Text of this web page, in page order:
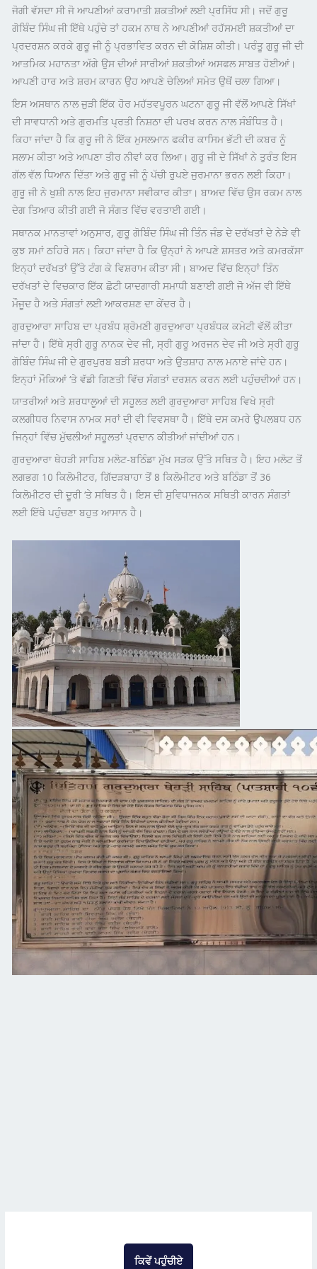
ਜੋਗੀ ਵੱਸਦਾ ਸੀ ਜੋ ਆਪਣੀਆਂ ਕਰਾਮਾਤੀ ਸ਼ਕਤੀਆਂ ਲਈ ਪ੍ਰਸਿੱਧ ਸੀ। ਜਦੋਂ ਗੁਰੂ
ਗੋਬਿੰਦ ਸਿੰਘ ਜੀ ਇੱਥੇ ਪਹੁੰਚੇ ਤਾਂ ਹਕਮ ਨਾਥ ਨੇ ਆਪਣੀਆਂ ਰਹੱਸਮਈ ਸ਼ਕਤੀਆਂ ਦਾ
ਪ੍ਰਦਰਸ਼ਨ ਕਰਕੇ ਗੁਰੂ ਜੀ ਨੂੰ ਪ੍ਰਭਾਵਿਤ ਕਰਨ ਦੀ ਕੋਸ਼ਿਸ਼ ਕੀਤੀ। ਪਰੰਤੂ ਗੁਰੂ ਜੀ ਦੀ
ਆਤਮਿਕ ਮਹਾਨਤਾ ਅੱਗੇ ਉਸ ਦੀਆਂ ਸਾਰੀਆਂ ਸ਼ਕਤੀਆਂ ਅਸਫਲ ਸਾਬਤ ਹੋਈਆਂ।
ਆਪਣੀ ਹਾਰ ਅਤੇ ਸ਼ਰਮ ਕਾਰਨ ਉਹ ਆਪਣੇ ਚੇਲਿਆਂ ਸਮੇਤ ਉਥੋਂ ਚਲਾ ਗਿਆ।
ਇਸ ਅਸਥਾਨ ਨਾਲ ਜੁੜੀ ਇੱਕ ਹੋਰ ਮਹੱਤਵਪੂਰਨ ਘਟਨਾ ਗੁਰੂ ਜੀ ਵੱਲੋਂ ਆਪਣੇ ਸਿੱਖਾਂ
ਦੀ ਸਾਵਧਾਨੀ ਅਤੇ ਗੁਰਮਤਿ ਪ੍ਰਤੀ ਨਿਸ਼ਠਾ ਦੀ ਪਰਖ ਕਰਨ ਨਾਲ ਸੰਬੰਧਿਤ ਹੈ।
ਕਿਹਾ ਜਾਂਦਾ ਹੈ ਕਿ ਗੁਰੂ ਜੀ ਨੇ ਇੱਕ ਮੁਸਲਮਾਨ ਫਕੀਰ ਕਾਸਿਮ ਭੱਟੀ ਦੀ ਕਬਰ ਨੂੰ
ਸਲਾਮ ਕੀਤਾ ਅਤੇ ਆਪਣਾ ਤੀਰ ਨੀਵਾਂ ਕਰ ਲਿਆ। ਗੁਰੂ ਜੀ ਦੇ ਸਿੱਖਾਂ ਨੇ ਤੁਰੰਤ ਇਸ
ਗੱਲ ਵੱਲ ਧਿਆਨ ਦਿੱਤਾ ਅਤੇ ਗੁਰੂ ਜੀ ਨੂੰ ਪੱਚੀ ਰੁਪਏ ਜੁਰਮਾਨਾ ਭਰਨ ਲਈ ਕਿਹਾ।
ਗੁਰੂ ਜੀ ਨੇ ਖੁਸ਼ੀ ਨਾਲ ਇਹ ਜੁਰਮਾਨਾ ਸਵੀਕਾਰ ਕੀਤਾ। ਬਾਅਦ ਵਿੱਚ ਉਸ ਰਕਮ ਨਾਲ
ਦੇਗ ਤਿਆਰ ਕੀਤੀ ਗਈ ਜੋ ਸੰਗਤ ਵਿੱਚ ਵਰਤਾਈ ਗਈ।
ਸਥਾਨਕ ਮਾਨਤਾਵਾਂ ਅਨੁਸਾਰ, ਗੁਰੂ ਗੋਬਿੰਦ ਸਿੰਘ ਜੀ ਤਿੰਨ ਜੰਡ ਦੇ ਦਰੱਖਤਾਂ ਦੇ ਨੇੜੇ ਵੀ
ਕੁਝ ਸਮਾਂ ਠਹਿਰੇ ਸਨ। ਕਿਹਾ ਜਾਂਦਾ ਹੈ ਕਿ ਉਨ੍ਹਾਂ ਨੇ ਆਪਣੇ ਸ਼ਸਤਰ ਅਤੇ ਕਮਰਕੱਸਾ
ਇਨ੍ਹਾਂ ਦਰੱਖਤਾਂ ਉੱਤੇ ਟੰਗ ਕੇ ਵਿਸ਼ਰਾਮ ਕੀਤਾ ਸੀ। ਬਾਅਦ ਵਿੱਚ ਇਨ੍ਹਾਂ ਤਿੰਨ
ਦਰੱਖਤਾਂ ਦੇ ਵਿਚਕਾਰ ਇੱਕ ਛੋਟੀ ਯਾਦਗਾਰੀ ਸਮਾਧੀ ਬਣਾਈ ਗਈ ਜੋ ਅੱਜ ਵੀ ਇੱਥੇ
ਮੌਜੂਦ ਹੈ ਅਤੇ ਸੰਗਤਾਂ ਲਈ ਆਕਰਸ਼ਣ ਦਾ ਕੇਂਦਰ ਹੈ।
ਗੁਰਦੁਆਰਾ ਸਾਹਿਬ ਦਾ ਪ੍ਰਬੰਧ ਸ਼੍ਰੋਮਣੀ ਗੁਰਦੁਆਰਾ ਪ੍ਰਬੰਧਕ ਕਮੇਟੀ ਵੱਲੋਂ ਕੀਤਾ
ਜਾਂਦਾ ਹੈ। ਇੱਥੇ ਸ੍ਰੀ ਗੁਰੂ ਨਾਨਕ ਦੇਵ ਜੀ, ਸ੍ਰੀ ਗੁਰੂ ਅਰਜਨ ਦੇਵ ਜੀ ਅਤੇ ਸ੍ਰੀ ਗੁਰੂ
ਗੋਬਿੰਦ ਸਿੰਘ ਜੀ ਦੇ ਗੁਰਪੁਰਬ ਬੜੀ ਸ਼ਰਧਾ ਅਤੇ ਉਤਸ਼ਾਹ ਨਾਲ ਮਨਾਏ ਜਾਂਦੇ ਹਨ।
ਇਨ੍ਹਾਂ ਮੌਕਿਆਂ ‘ਤੇ ਵੱਡੀ ਗਿਣਤੀ ਵਿੱਚ ਸੰਗਤਾਂ ਦਰਸ਼ਨ ਕਰਨ ਲਈ ਪਹੁੰਚਦੀਆਂ ਹਨ।
ਯਾਤਰੀਆਂ ਅਤੇ ਸ਼ਰਧਾਲੂਆਂ ਦੀ ਸਹੂਲਤ ਲਈ ਗੁਰਦੁਆਰਾ ਸਾਹਿਬ ਵਿਖੇ ਸ੍ਰੀ
ਕਲਗੀਧਰ ਨਿਵਾਸ ਨਾਮਕ ਸਰਾਂ ਦੀ ਵੀ ਵਿਵਸਥਾ ਹੈ। ਇੱਥੇ ਦਸ ਕਮਰੇ ਉਪਲਬਧ ਹਨ
ਜਿਨ੍ਹਾਂ ਵਿੱਚ ਮੁੱਢਲੀਆਂ ਸਹੂਲਤਾਂ ਪ੍ਰਦਾਨ ਕੀਤੀਆਂ ਜਾਂਦੀਆਂ ਹਨ।
ਗੁਰਦੁਆਰਾ ਥੇਹੜੀ ਸਾਹਿਬ ਮਲੋਟ-ਬਠਿੰਡਾ ਮੁੱਖ ਸੜਕ ਉੱਤੇ ਸਥਿਤ ਹੈ। ਇਹ ਮਲੋਟ ਤੋਂ
ਲਗਭਗ 10 ਕਿਲੋਮੀਟਰ, ਗਿੱਦੜਬਾਹਾ ਤੋਂ 8 ਕਿਲੋਮੀਟਰ ਅਤੇ ਬਠਿੰਡਾ ਤੋਂ 36
ਕਿਲੋਮੀਟਰ ਦੀ ਦੂਰੀ ‘ਤੇ ਸਥਿਤ ਹੈ। ਇਸ ਦੀ ਸੁਵਿਧਾਜਨਕ ਸਥਿਤੀ ਕਾਰਨ ਸੰਗਤਾਂ
ਲਈ ਇੱਥੇ ਪਹੁੰਚਣਾ ਬਹੁਤ ਆਸਾਨ ਹੈ।
ਕਿਵੇਂ ਪਹੁੰਚੀਏ